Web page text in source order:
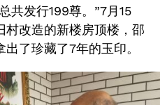
共发行199尊。”7月15
村改造的新楼房顶楼，邵
了珍藏了7年的玉印。